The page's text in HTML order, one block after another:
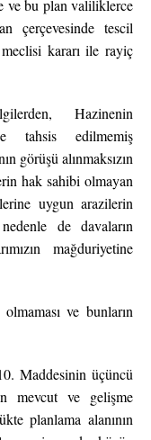
ve bu plan valiliklerce
çerçevesinde tescil
kararı ile rayiç
Hazinenin
tahsis edilmemiş
görüşü alınmaksızın
hak sahibi olmayan
uygun arazilerin
de davaların
mağduriyetine
ve bunların
Maddesinin üçüncü
mevcut ve gelişme
planlama alanının